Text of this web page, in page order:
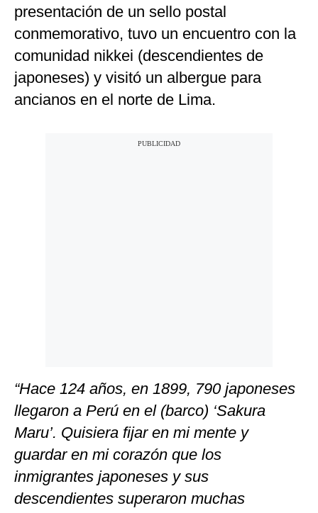
presentación de un sello postal
conmemorativo, tuvo un encuentro con la
comunidad nikkei (descendientes de
japoneses) y visitó un albergue para
ancianos en el norte de Lima.
“Hace 124 años, en 1899, 790 japoneses
llegaron a Perú en el (barco) ‘Sakura
Maru’. Quisiera fijar en mi mente y
guardar en mi corazón que los
inmigrantes japoneses y sus
descendientes superaron muchas